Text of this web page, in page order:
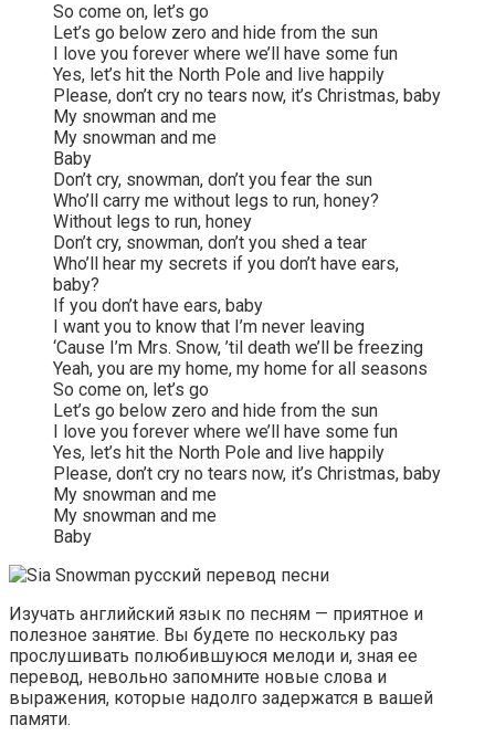
So come on, let’s go
Let’s go below zero and hide from the sun
I love you forever where we’ll have some fun
Yes, let’s hit the North Pole and live happily
Please, don’t cry no tears now, it’s Christmas, baby
My snowman and me
My snowman and me
Baby
Don’t cry, snowman, don’t you fear the sun
Who’ll carry me without legs to run, honey?
Without legs to run, honey
Don’t cry, snowman, don’t you shed a tear
Who’ll hear my secrets if you don’t have ears,
baby?
If you don’t have ears, baby
I want you to know that I’m never leaving
‘Cause I’m Mrs. Snow, ’til death we’ll be freezing
Yeah, you are my home, my home for all seasons
So come on, let’s go
Let’s go below zero and hide from the sun
I love you forever where we’ll have some fun
Yes, let’s hit the North Pole and live happily
Please, don’t cry no tears now, it’s Christmas, baby
My snowman and me
My snowman and me
Baby
Изучать английский язык по песням — приятное и
полезное занятие. Вы будете по нескольку раз
прослушивать полюбившуюся мелоди и, зная ее
перевод, невольно запомните новые слова и
выражения, которые надолго задержатся в вашей
памяти.